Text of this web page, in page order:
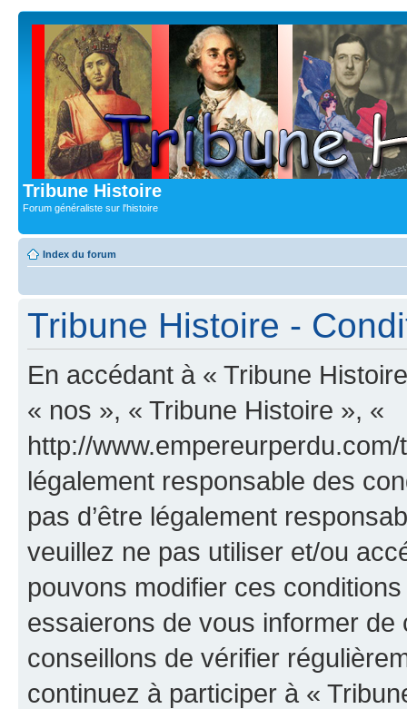
Tribune Histoire
Forum généraliste sur l'histoire
Index du forum
Tribune Histoire -
En accédant à « Tribune
« nos », « Tribune Histoire », «
http://
légalement responsable des
pas d’être légalement
veuillez ne pas utiliser et/ou
pouvons modifier ces
essaierons de vous informer
conseillons de vérifier
continuez à participer à «